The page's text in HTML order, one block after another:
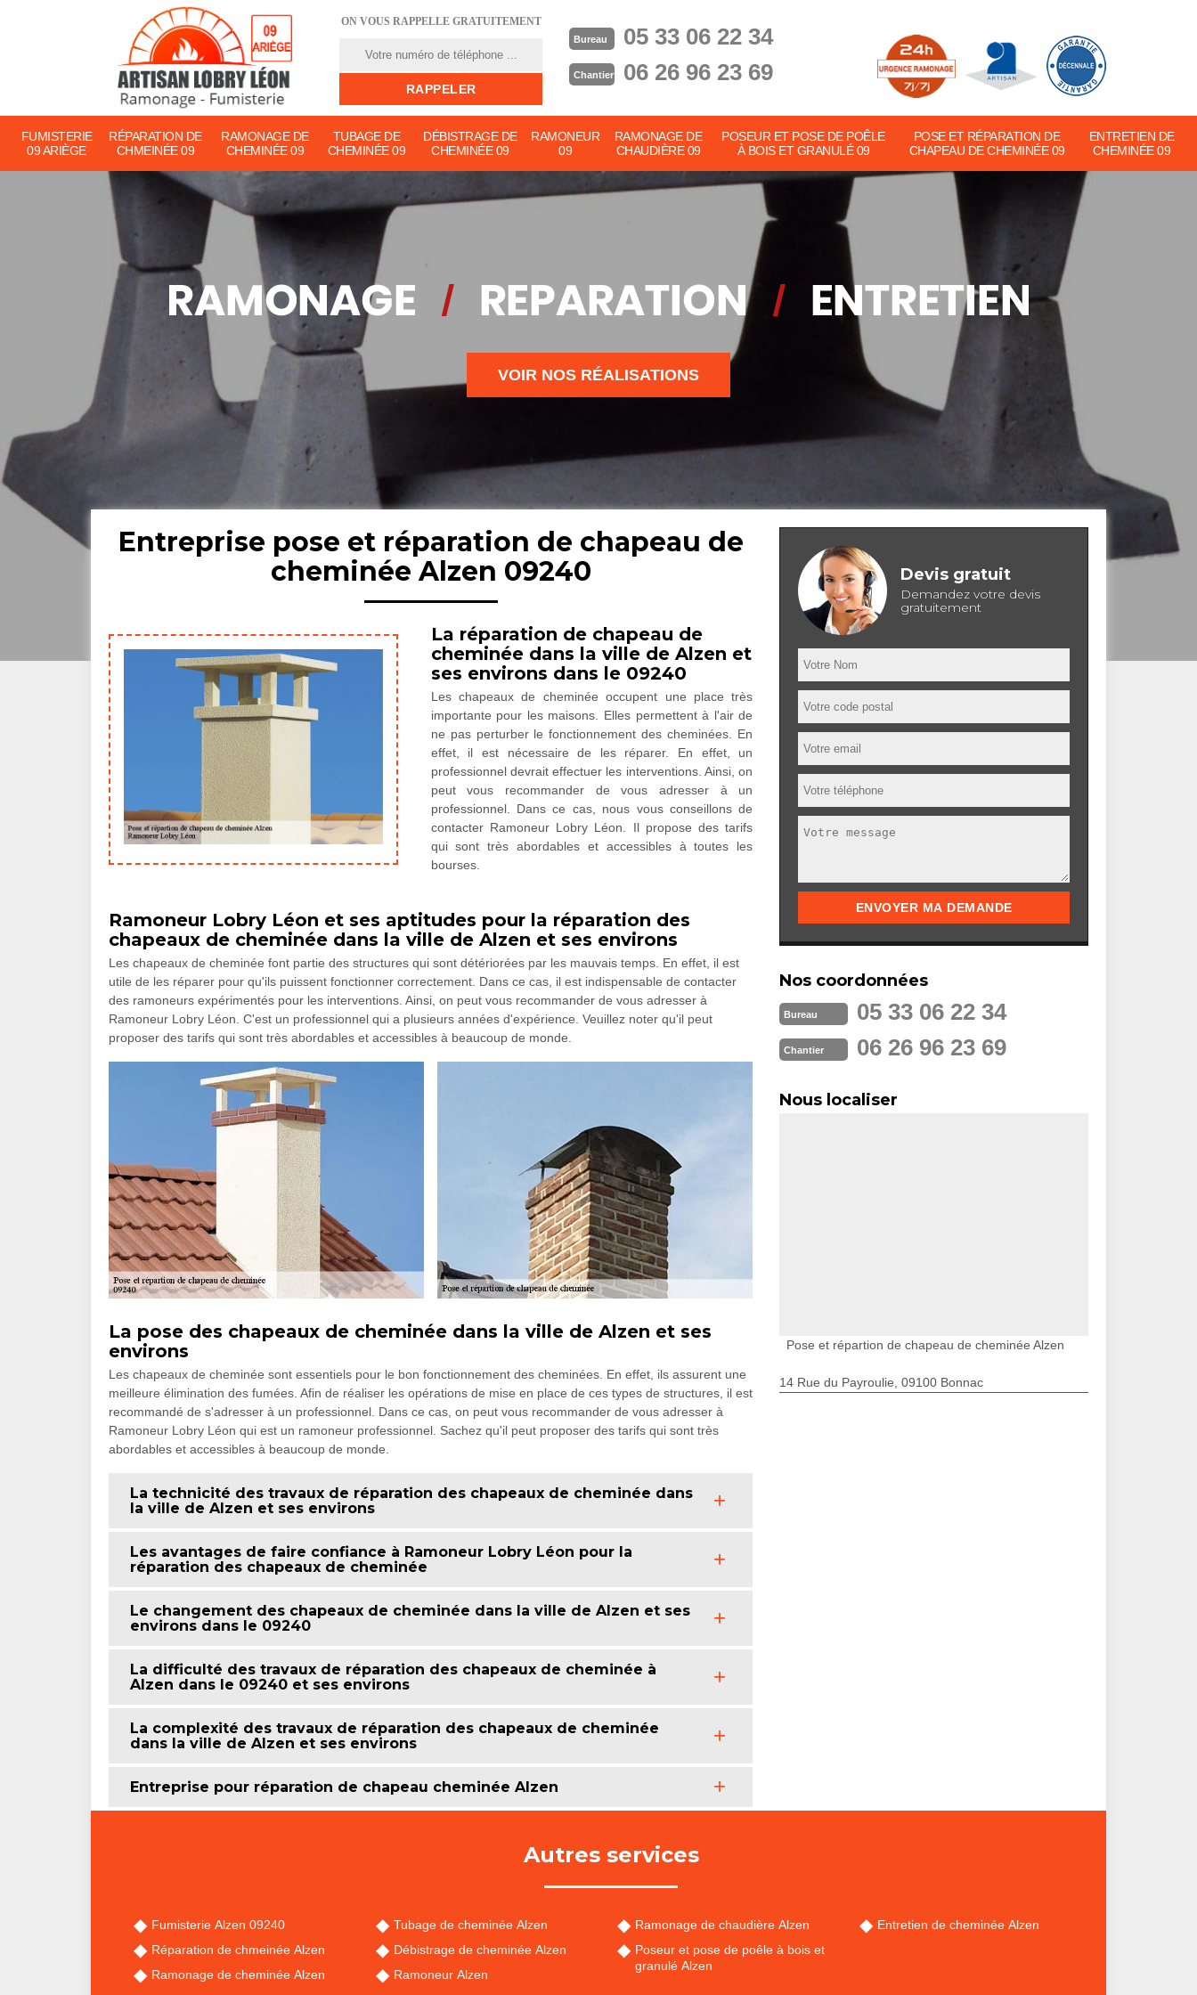
ON VOUS RAPPELLE GRATUITEMENT
Bureau 05 33 06 22 34
Chantier 06 26 96 23 69
FUMISTERIE
09 ARIÈGE
RÉPARATION DE
CHMEINÉE 09
RAMONAGE DE
CHEMINÉE 09
TUBAGE DE
CHEMINÉE 09
DÉBISTRAGE DE
CHEMINÉE 09
RAMONEUR
09
RAMONAGE DE
CHAUDIÈRE 09
POSEUR ET POSE DE POÊLE
À BOIS ET GRANULÉ 09
POSE ET RÉPARATION DE
CHAPEAU DE CHEMINÉE 09
ENTRETIEN DE
CHEMINÉE 09
VOIR NOS RÉALISATIONS
Entreprise pose et réparation de chapeau de
cheminée Alzen 09240
La réparation de chapeau de
cheminée dans la ville de Alzen et
ses environs dans le 09240
Les chapeaux de cheminée occupent une place très
importante pour les maisons. Elles permettent à l'air de
ne pas perturber le fonctionnement des cheminées. En
effet, il est nécessaire de les réparer. En effet, un
professionnel devrait effectuer les interventions. Ainsi, on
peut vous recommander de vous adresser à un
professionnel. Dans ce cas, nous vous conseillons de
contacter Ramoneur Lobry Léon. Il propose des tarifs
qui sont très abordables et accessibles à toutes les
bourses.
Ramoneur Lobry Léon et ses aptitudes pour la réparation des
chapeaux de cheminée dans la ville de Alzen et ses environs
Les chapeaux de cheminée font partie des structures qui sont détériorées par les mauvais temps. En effet, il est
utile de les réparer pour qu'ils puissent fonctionner correctement. Dans ce cas, il est indispensable de contacter
des ramoneurs expérimentés pour les interventions. Ainsi, on peut vous recommander de vous adresser à
Ramoneur Lobry Léon. C'est un professionnel qui a plusieurs années d'expérience. Veuillez noter qu'il peut
proposer des tarifs qui sont très abordables et accessibles à beaucoup de monde.
La pose des chapeaux de cheminée dans la ville de Alzen et ses
environs
Les chapeaux de cheminée sont essentiels pour le bon fonctionnement des cheminées. En effet, ils assurent une
meilleure élimination des fumées. Afin de réaliser les opérations de mise en place de ces types de structures, il est
recommandé de s'adresser à un professionnel. Dans ce cas, on peut vous recommander de vous adresser à
Ramoneur Lobry Léon qui est un ramoneur professionnel. Sachez qu'il peut proposer des tarifs qui sont très
abordables et accessibles à beaucoup de monde.
La technicité des travaux de réparation des chapeaux de cheminée dans
la ville de Alzen et ses environs
Les avantages de faire confiance à Ramoneur Lobry Léon pour la
réparation des chapeaux de cheminée
Le changement des chapeaux de cheminée dans la ville de Alzen et ses
environs dans le 09240
La difficulté des travaux de réparation des chapeaux de cheminée à
Alzen dans le 09240 et ses environs
La complexité des travaux de réparation des chapeaux de cheminée
dans la ville de Alzen et ses environs
Entreprise pour réparation de chapeau cheminée Alzen
Devis gratuit
Demandez votre devis
gratuitement
Nos coordonnées
Bureau 05 33 06 22 34
Chantier 06 26 96 23 69
Nous localiser
Pose et répartion de chapeau de cheminée Alzen
14 Rue du Payroulie, 09100 Bonnac
Autres services
Fumisterie Alzen 09240
Réparation de chmeinée Alzen
Ramonage de cheminée Alzen
Tubage de cheminée Alzen
Débistrage de cheminée Alzen
Ramoneur Alzen
Ramonage de chaudière Alzen
Poseur et pose de poêle à bois et
granulé Alzen
Entretien de cheminée Alzen